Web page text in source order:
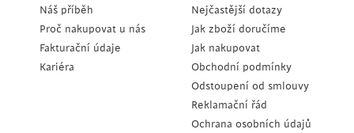
Náš příběh
Proč nakupovat u nás
Fakturační údaje
Kariéra
Nejčastější dotazy
Jak zboží doručíme
Jak nakupovat
Obchodní podmínky
Odstoupení od smlouvy
Reklamační řád
Ochrana osobních údajů